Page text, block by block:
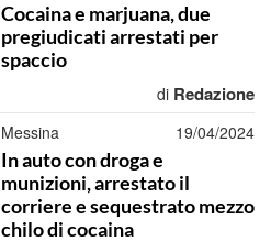
Cocaina e marjuana, due
pregiudicati arrestati per
spaccio
di Redazione
Messina 19/04/2024
In auto con droga e
munizioni, arrestato il
corriere e sequestrato mezzo
chilo di cocaina